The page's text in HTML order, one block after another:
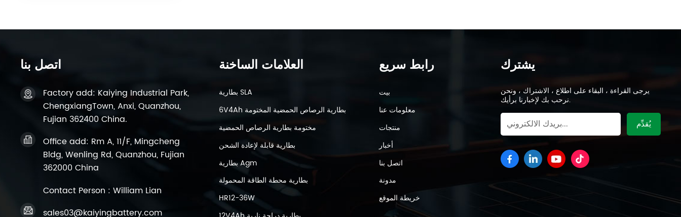
اتصل بنا
Factory add: Kaiying Industrial Park,
ChengxiangTown, Anxi, Quanzhou,
Fujian 362400 China.
Office add: Rm A, 11/F, Mingcheng
Bldg, Wenling Rd, Quanzhou, Fujian
362000 China
Contact Person : William Lian
sales03@kaiyingbattery.com
العلامات الساخنة
بطارية SLA
6V4Ah بطارية الرصاص الحمضية المختومة
مختومة بطارية الرصاص الحمضية
بطارية قابلة لإعادة الشحن
بطارية Agm
بطارية محطة الطاقة المحمولة
HR12-36W
رابط سريع
بيت
معلومات عنا
منتجات
أخبار
اتصل بنا
مدونة
خريطة الموقع
يشترك
يرجى القراءة ، البقاء على اطلاع ، الاشتراك ، ونحن
نرحب بك لإخبارنا برأيك.